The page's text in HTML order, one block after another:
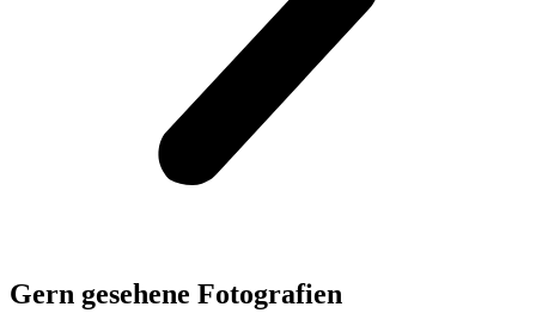
Gern gesehene Fotografien